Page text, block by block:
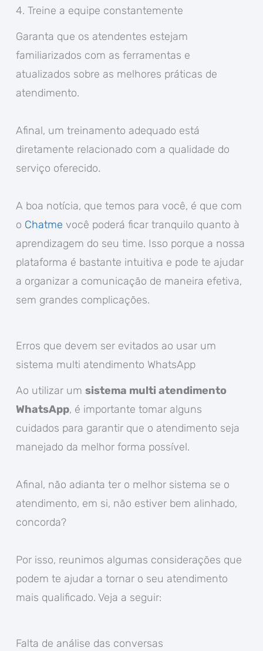
4. Treine a equipe constantemente
Garanta que os atendentes estejam
familiarizados com as ferramentas e
atualizados sobre as melhores práticas de
atendimento.
Afinal, um treinamento adequado está
diretamente relacionado com a qualidade do
serviço oferecido.
A boa notícia, que temos para você, é que com
o Chatme você poderá ficar tranquilo quanto à
aprendizagem do seu time. Isso porque a nossa
plataforma é bastante intuitiva e pode te ajudar
a organizar a comunicação de maneira efetiva,
sem grandes complicações.
Erros que devem ser evitados ao usar um
sistema multi atendimento WhatsApp
Ao utilizar um sistema multi atendimento
WhatsApp, é importante tomar alguns
cuidados para garantir que o atendimento seja
manejado da melhor forma possível.
Afinal, não adianta ter o melhor sistema se o
atendimento, em si, não estiver bem alinhado,
concorda?
Por isso, reunimos algumas considerações que
podem te ajudar a tornar o seu atendimento
mais qualificado. Veja a seguir:
Falta de análise das conversas